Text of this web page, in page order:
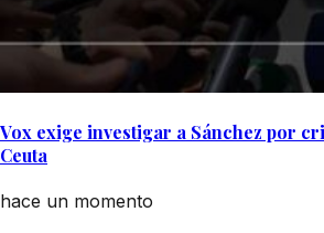
Vox exige investigar a Sánchez por
Ceuta
hace un momento